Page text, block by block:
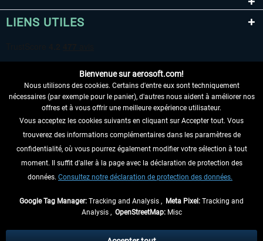
LIENS UTILES
RENONCER AU CONTRAT ICI
INFORMATIONS
NE MANQUEZ PAS LES DERNIÈRES
échéant, frais de remboursement, si aucune description contraire.
Bienvenue sur aerosoft.com!
Nous utilisons des cookies. Certains d'entre eux sont techniquement
nécessaires (par exemple pour le panier), d'autres nous aident à améliorer nos
offres et à vous offrir une meilleure expérience utilisateur.
Vous acceptez les cookies suivants en cliquant sur Accepter tout. Vous
trouverez des informations complémentaires dans les paramètres de
confidentialité, où vous pourrez également modifier votre sélection à tout
moment. Il suffit d'aller à la page avec la déclaration de protection des
données. Consultez notre déclaration de protection des données.
Google Tag Manager: Tracking and Analysis , Meta Pixel: Tracking and
Analysis , OpenStreetMap:Misc